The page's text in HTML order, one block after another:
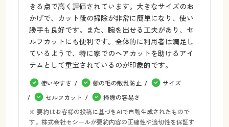
きる点で高く評価されています。大きなサイズのお
かげで、カット後の掃除が非常に簡単になり、使い
勝手も良好です。また、腕を出せる工夫があり、セ
ルフカットにも便利です。全体的に利用者は満足し
ているようで、特に家でのヘアカットを助けるアイ
テムとして重宝されているのが印象的です。
使いやすさ 髪の毛の散乱防止
サイズ
セルフカット
掃除の容易さ
※ 要約はお客様の投稿に基づきAIで自動生成されたもので
す。株式会社セシールが要約内容の正確性や適切性を保証す